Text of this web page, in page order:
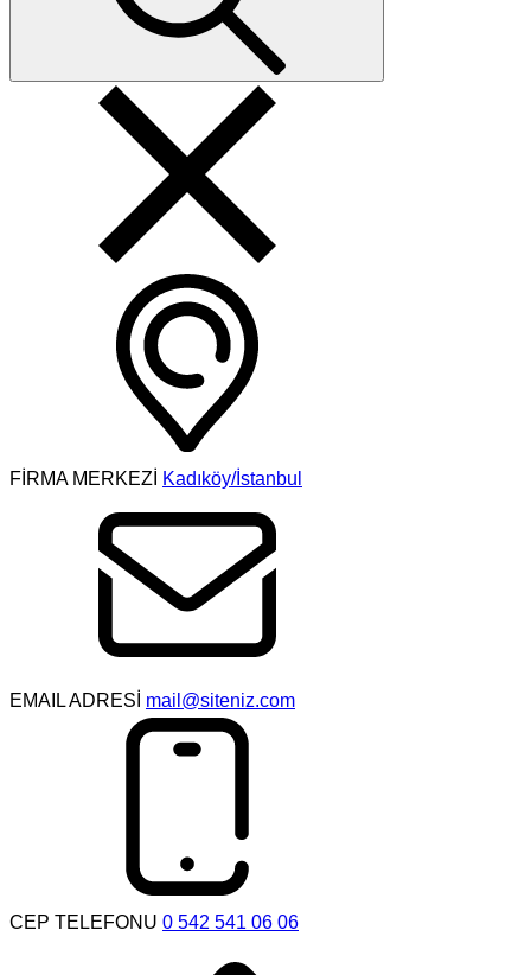
FİRMA MERKEZİ Kadıköy/İstanbul
EMAIL ADRESİ mail@siteniz.com
CEP TELEFONU 0 542 541 06 06